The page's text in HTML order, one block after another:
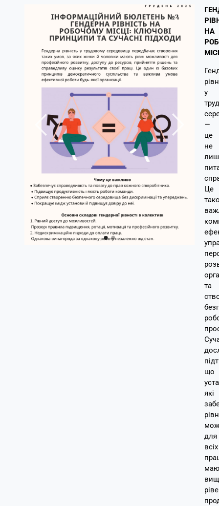
НА
у
—
це
не
Це
та
що
які
для
всіх